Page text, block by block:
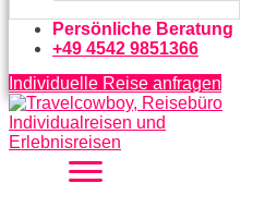
Persönliche Beratung
+49 4542 9851366
Individuelle Reise anfragen